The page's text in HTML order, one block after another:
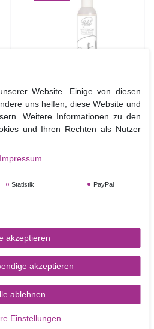
Fractal Airbrushfarbe
Schneeweiß - FlowAir
Liquid Food Coloring
6,90 €
NEUHEIT
Website. Einige von diesen
uns helfen, diese Website und
Weitere Informationen zu den
und Ihren Rechten als Nutzer
Impressum
Statistik PayPal
akzeptieren
akzeptieren
ablehnen
Einstellungen